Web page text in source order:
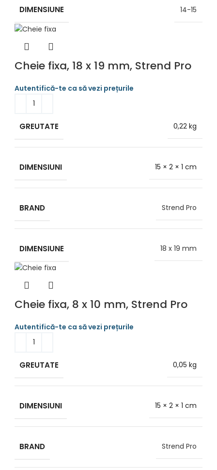
DIMENSIUNE 14-15
Cheie fixa, 18 x 19 mm, Strend Pro
GREUTATE 0,22 kg
DIMENSIUNI 15 × 2 × 1 cm
BRAND Strend Pro
DIMENSIUNE 18 x 19 mm
Cheie fixa, 8 x 10 mm, Strend Pro
GREUTATE 0,05 kg
DIMENSIUNI 15 × 2 × 1 cm
BRAND Strend Pro